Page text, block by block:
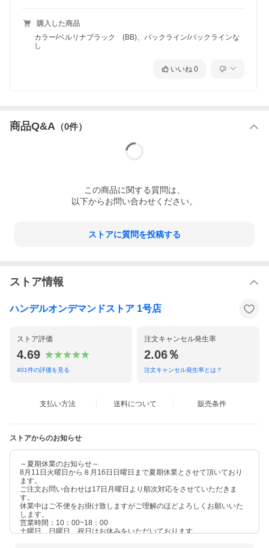
購入した商品
カラー/ベルリナブラック (BB)、バックライン/バックラインな
し
いいね 0
商品Q&A （0件）
この商品に関する質問は、
以下からお問い合わせください。
ストアに質問を投稿する
ストア情報
ハンデルオンデマンドストア 1号店
ストア評価
4.69
401件の評価を見る
注文キャンセル発生率
2.06％
注文キャンセル発生率とは？
支払い方法 送料について 販売条件
ストアからのお知らせ
～夏期休業のお知らせ～
8月11日火曜日から８月16日日曜日まで夏期休業とさせて頂いており
ます。
ご注文お問い合わせは17日月曜日より順次対応をさせていただきま
す。
休業中はご不便をお掛け致しますがご理解のほどよろしくお願いいた
します。
営業時間：10：00~18：00
土曜日、日曜日、祝日はお休みをいただいております。